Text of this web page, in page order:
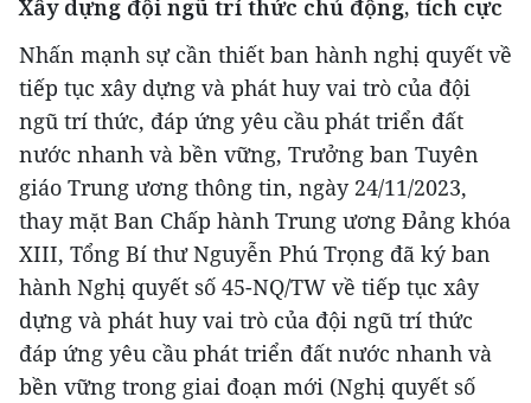
Xây dựng đội ngũ trí thức chủ động, tích cực
Nhấn mạnh sự cần thiết ban hành nghị quyết về
tiếp tục xây dựng và phát huy vai trò của đội
ngũ trí thức, đáp ứng yêu cầu phát triển đất
nước nhanh và bền vững, Trưởng ban Tuyên
giáo Trung ương thông tin, ngày 24/11/2023,
thay mặt Ban Chấp hành Trung ương Đảng khóa
XIII, Tổng Bí thư Nguyễn Phú Trọng đã ký ban
hành Nghị quyết số 45-NQ/TW về tiếp tục xây
dựng và phát huy vai trò của đội ngũ trí thức
đáp ứng yêu cầu phát triển đất nước nhanh và
bền vững trong giai đoạn mới (Nghị quyết số